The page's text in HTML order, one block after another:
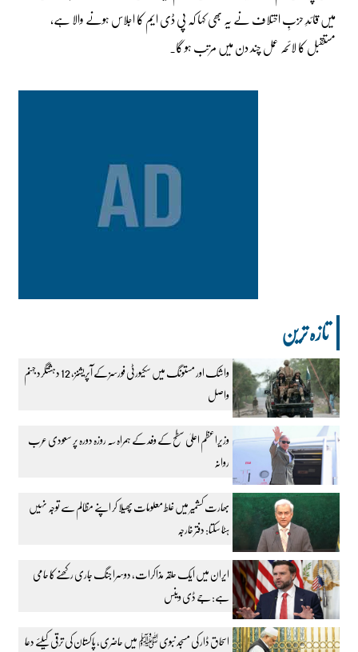
میں قائدِ حزبِ اختلاف نے یہ بھی کہا کہ پی ڈی ایم کا اجلاس ہونے والا ہے،
مستقبل کا لائحہ عمل چند دن میں مرتب ہو گا۔
تازہ ترین
واشک اور مستونگ میں سکیورٹی فورسز کے آپریشنز، 12 دہشتگرد جہنم
واصل
وزیراعظم اعلیٰ سطح کے وفد کے ہمراہ سہ روزہ دورہ پر سعودی عرب
روانہ
بھارت کشمیر میں غلط معلومات پھیلا کر اپنے مظالم سے توجہ نہیں
ہٹا سکتا: دفتر خارجہ
ایران میں ایک حلقہ مذاکرات، دوسرا جنگ جاری رکھنے کا حامی
ہے: جے ڈی وینس
اسحاق ڈار کی مسجد نبوی ﷺ میں حاضری، پاکستان کی ترقی کیلئے دعا